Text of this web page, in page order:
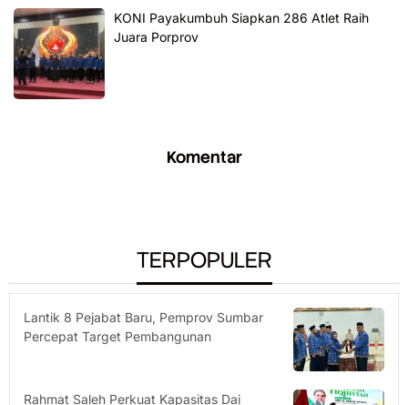
KONI Payakumbuh Siapkan 286 Atlet Raih
Juara Porprov
Komentar
TERPOPULER
Lantik 8 Pejabat Baru, Pemprov Sumbar
Percepat Target Pembangunan
Rahmat Saleh Perkuat Kapasitas Dai